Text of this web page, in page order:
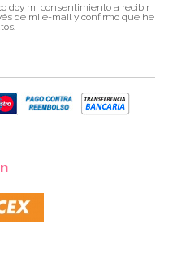
doy mi consentimiento a recibir
de mi e-mail y confirmo que he